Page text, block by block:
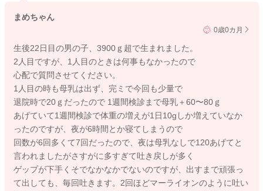
まめちゃん
0歳0カ月
生後22日目の男の子、3900ｇ超で生まれました。
2人目ですが、1人目のときは何事もなかったので
心配で質問させてください。
1人目の時も母乳は出ず、完ミで今回も少量で
退院時で20ｇだったので 1週間検診まで母乳＋60〜80ｇ
あげていて1週間検診で体重の増えが1日10gしか増えていなか
ったのですが、夜が6時間とか寝てしまうので
回数が6回多くて7回だったので、夜は母乳なしで120あげてと
言われましたがさすがに多すぎて吐き戻しが多く
ゲップが下手くそでなかなかでないのですが、出すまで頑張っ
て出しても、毎回吐きます。2回ほどマーライオンのように吐い